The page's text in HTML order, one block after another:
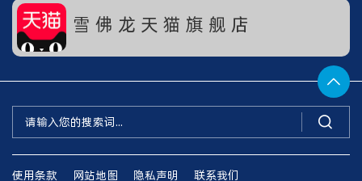
雪 佛 龙 天 猫 旗 舰 店


使用条款 网站地图 隐私声明 联系我们